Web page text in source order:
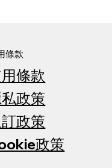
條款
條款
政策
政策
政策